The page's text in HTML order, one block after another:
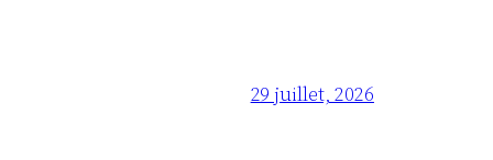
29 juillet, 2026